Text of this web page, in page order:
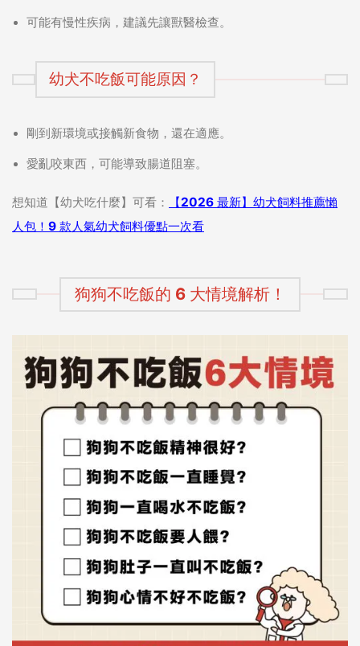
可能有慢性疾病，建議先讓獸醫檢查。
幼犬不吃飯可能原因？
剛到新環境或接觸新食物，還在適應。
愛亂咬東西，可能導致腸道阻塞。
想知道【幼犬吃什麼】可看：
【2026 最新】幼犬飼料推薦懶
人包！9 款人氣幼犬飼料優點一次看
狗狗不吃飯的 6 大情境解析！